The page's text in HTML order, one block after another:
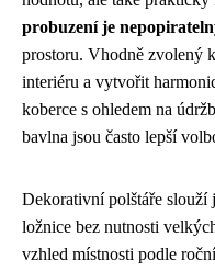
probuzení je
prostoru. Vhodně zvolený
interiéru a vytvořit
koberce s ohledem na
bavlna jsou často lepší
Dekorativní polštáře slouží
ložnice bez nutnosti
vzhled místnosti podle